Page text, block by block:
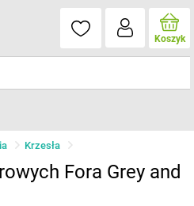
Koszyk
Krzesła
Fora Grey and